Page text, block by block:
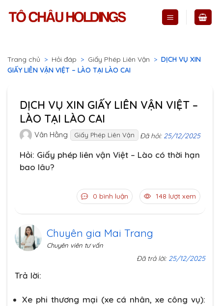
Trang chủ > Hỏi đáp > Giấy Phép Liên Vận > DỊCH VỤ XIN
GIẤY LIÊN VẬN VIỆT – LÀO TẠI LÀO CAI
DỊCH VỤ XIN GIẤY LIÊN VẬN VIỆT –
LÀO TẠI LÀO CAI
Vân Hằng Giấy Phép Liên Vận Đã hỏi: 25/12/2025
Hỏi: Giấy phép liên vận Việt – Lào có thời hạn
bao lâu?
0 bình luận 148 lượt xem
Chuyên gia Mai Trang
Chuyên viên tư vấn
Đã trả lời: 25/12/2025
Trả lời:
Xe phi thương mại (xe cá nhân, xe công vụ):